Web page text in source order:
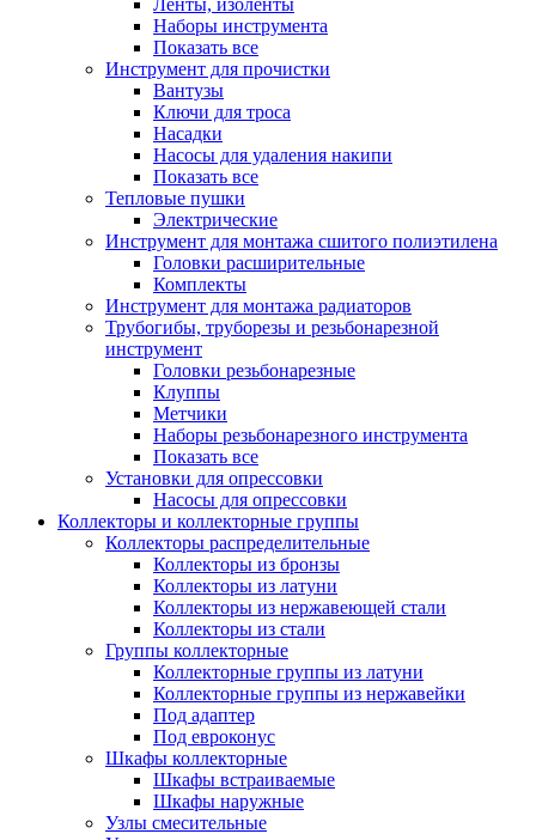
Ленты, изоленты
Наборы инструмента
Показать все
Инструмент для прочистки
Вантузы
Ключи для троса
Насадки
Насосы для удаления накипи
Показать все
Тепловые пушки
Электрические
Инструмент для монтажа сшитого полиэтилена
Головки расширительные
Комплекты
Инструмент для монтажа радиаторов
Трубогибы, труборезы и резьбонарезной
инструмент
Головки резьбонарезные
Клуппы
Метчики
Наборы резьбонарезного инструмента
Показать все
Установки для опрессовки
Насосы для опрессовки
Коллекторы и коллекторные группы
Коллекторы распределительные
Коллекторы из бронзы
Коллекторы из латуни
Коллекторы из нержавеющей стали
Коллекторы из стали
Группы коллекторные
Коллекторные группы из латуни
Коллекторные группы из нержавейки
Под адаптер
Под евроконус
Шкафы коллекторные
Шкафы встраиваемые
Шкафы наружные
Узлы смесительные